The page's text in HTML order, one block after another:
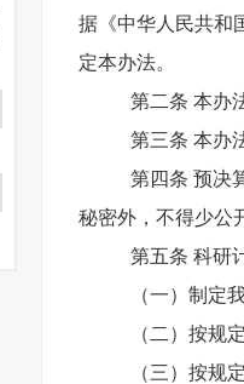
据《中华人民共和
定本办法。
第二条 本办
第三条 本办
第四条 预决
秘密外，不得少公
第五条 科研
（一）制定
（二）按规
（三）按规